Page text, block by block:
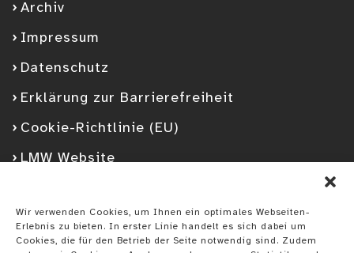
Wir verwenden Cookies, um Ihnen ein optimales Webseiten-
Erlebnis zu bieten. In erster Linie handelt es sich dabei um
Cookies, die für den Betrieb der Seite notwendig sind. Zudem
Archiv
Impressum
Datenschutz
Erklärung zur Barrierefreiheit
Cookie-Richtlinie (EU)
LMW Website
FacebookGoogleplusYouTubeInstagramSpotify